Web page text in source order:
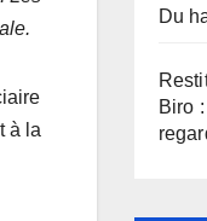
à la
Du
Biro